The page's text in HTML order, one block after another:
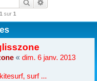
1 sur 1
« dim. 6 janv. 2013
surf ...